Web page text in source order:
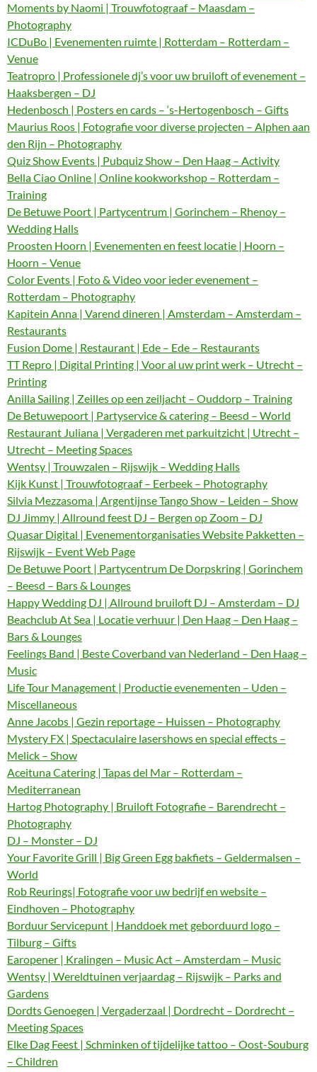
Moments by Naomi | Trouwfotograaf – Maasdam –
Photography
ICDuBo | Evenementen ruimte | Rotterdam – Rotterdam –
Venue
Teatropro | Professionele dj’s voor uw bruiloft of evenement –
Haaksbergen – DJ
Hedenbosch | Posters en cards – ‘s-Hertogenbosch – Gifts
Maurius Roos | Fotografie voor diverse projecten – Alphen aan
den Rijn – Photography
Quiz Show Events | Pubquiz Show – Den Haag – Activity
Bella Ciao Online | Online kookworkshop – Rotterdam –
Training
De Betuwe Poort | Partycentrum | Gorinchem – Rhenoy –
Wedding Halls
Proosten Hoorn | Evenementen en feest locatie | Hoorn –
Hoorn – Venue
Color Events | Foto & Video voor ieder evenement –
Rotterdam – Photography
Kapitein Anna | Varend dineren | Amsterdam – Amsterdam –
Restaurants
Fusion Dome | Restaurant | Ede – Ede – Restaurants
TT Repro | Digital Printing | Voor al uw print werk – Utrecht –
Printing
Anilla Sailing | Zeilles op een zeiljacht – Ouddorp – Training
De Betuwepoort | Partyservice & catering – Beesd – World
Restaurant Juliana | Vergaderen met parkuitzicht | Utrecht –
Utrecht – Meeting Spaces
Wentsy | Trouwzalen – Rijswijk – Wedding Halls
Kijk Kunst | Trouwfotograaf – Eerbeek – Photography
Silvia Mezzasoma | Argentijnse Tango Show – Leiden – Show
DJ Jimmy | Allround feest DJ – Bergen op Zoom – DJ
Quasar Digital | Evenementorganisaties Website Pakketten –
Rijswijk – Event Web Page
De Betuwe Poort | Partycentrum De Dorpskring | Gorinchem
– Beesd – Bars & Lounges
Happy Wedding DJ | Allround bruiloft DJ – Amsterdam – DJ
Beachclub At Sea | Locatie verhuur | Den Haag – Den Haag –
Bars & Lounges
Feelings Band | Beste Coverband van Nederland – Den Haag –
Music
Life Tour Management | Productie evenementen – Uden –
Miscellaneous
Anne Jacobs | Gezin reportage – Huissen – Photography
Mystery FX | Spectaculaire lasershows en special effects –
Melick – Show
Aceituna Catering | Tapas del Mar – Rotterdam –
Mediterranean
Hartog Photography | Bruiloft Fotografie – Barendrecht –
Photography
DJ – Monster – DJ
Your Favorite Grill | Big Green Egg bakfiets – Geldermalsen –
World
Rob Reurings| Fotografie voor uw bedrijf en website –
Eindhoven – Photography
Borduur Servicepunt | Handdoek met geborduurd logo –
Tilburg – Gifts
Earopener | Kralingen – Music Act – Amsterdam – Music
Wentsy | Wereldtuinen verjaardag – Rijswijk – Parks and
Gardens
Dordts Genoegen | Vergaderzaal | Dordrecht – Dordrecht –
Meeting Spaces
Elke Dag Feest | Schminken of tijdelijke tattoo – Oost-Souburg
– Children